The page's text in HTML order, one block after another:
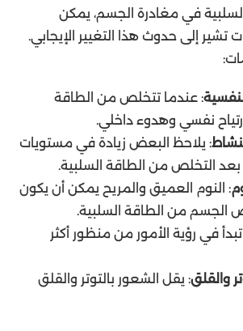
في مغادرة الجسم، يمكن
إلى حدوث هذا التغيير الإيجابي.
: عندما تتخلص من الطاقة
نفسي وهدوء داخلي.
: يلاحظ البعض زيادة في مستويات
بعد التخلص من الطاقة السلبية.
: النوم العميق والمريح يمكن أن يكون
الجسم من الطاقة السلبية.
في رؤية الأمور من منظور أكثر
والقلق: يقل الشعور بالتوتر والقلق